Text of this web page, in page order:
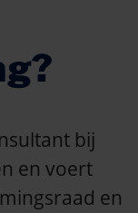
bij
en voert
en